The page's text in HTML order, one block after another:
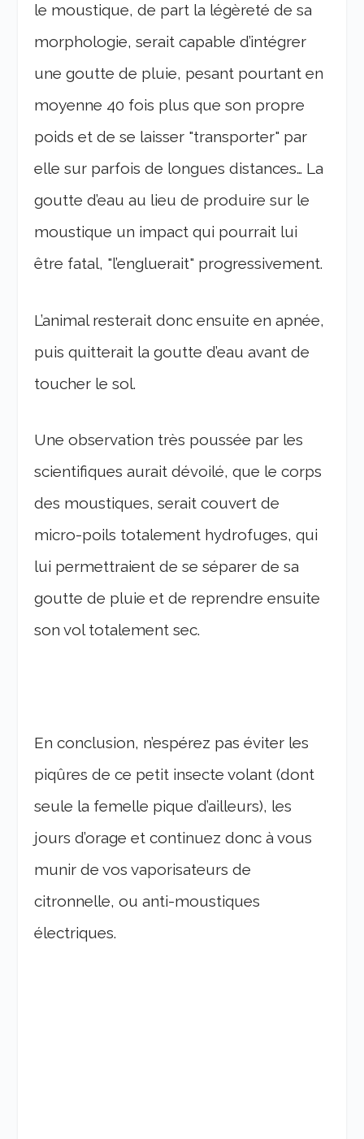
le moustique, de part la légèreté de sa
morphologie, serait capable d’intégrer
une goutte de pluie, pesant pourtant en
moyenne 40 fois plus que son propre
poids et de se laisser "transporter" par
elle sur parfois de longues distances… La
goutte d’eau au lieu de produire sur le
moustique un impact qui pourrait lui
être fatal, "l’engluerait" progressivement.
L’animal resterait donc ensuite en apnée,
puis quitterait la goutte d’eau avant de
toucher le sol.
Une observation très poussée par les
scientifiques aurait dévoilé, que le corps
des moustiques, serait couvert de
micro-poils totalement hydrofuges, qui
lui permettraient de se séparer de sa
goutte de pluie et de reprendre ensuite
son vol totalement sec.
En conclusion, n’espérez pas éviter les
piqûres de ce petit insecte volant (dont
seule la femelle pique d’ailleurs), les
jours d’orage et continuez donc à vous
munir de vos vaporisateurs de
citronnelle, ou anti-moustiques
électriques.